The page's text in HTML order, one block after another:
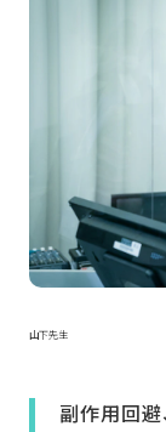
山下先生
副作用回